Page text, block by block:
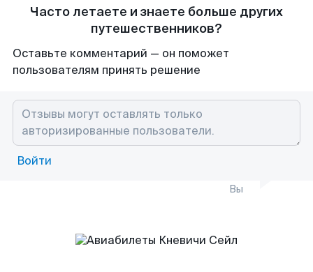
Часто летаете и знаете больше других
путешественников?
Оставьте комментарий — он поможет
пользователям принять решение
Войти
Вы